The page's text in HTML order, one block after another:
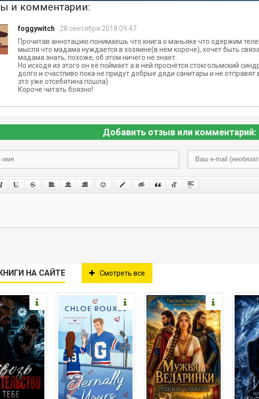
и комментарии:
foggywitch 28 сентября 2018 09:47
Прочитав аннотацию понимаешь что книга о маньяке что одержим
мысля что мадама нуждается в хозяине(в нём короче), хочет быть
мадама знать, похоже, об этом ничего не знает.
Но исходя из этого он её поймает а в ней проснётся стокгольмский
долго и счастливо пока не придут добрые дяди санитары и не
это уже отсебятина пошла)
Короче читать боязно!
Добавить отзыв или комментарий:
НА САЙТЕ Смотреть все